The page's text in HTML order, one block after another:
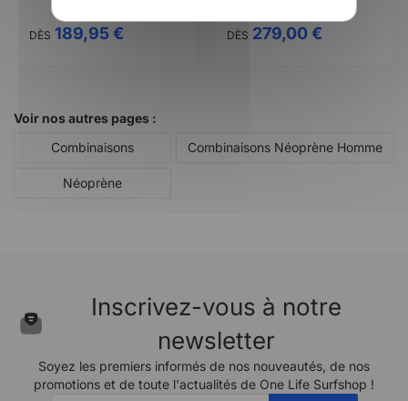
DÈS 189,95 € DÈS 279,00 €
Voir nos autres pages :
Combinaisons
Combinaisons Néoprène Homme
Néoprène
Inscrivez-vous à notre
newsletter
Soyez les premiers informés de nos nouveautés, de nos
promotions et de toute l'actualités de One Life Surfshop !